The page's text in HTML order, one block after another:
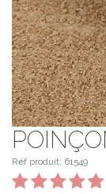
Réf produit: 61549